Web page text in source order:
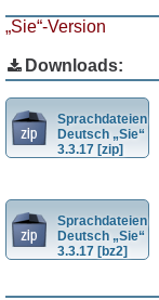
„Sie“-Version
Downloads:
Sprachdateien
Deutsch „Sie“
3.3.17 [zip]
Sprachdateien
Deutsch „Sie“
3.3.17 [bz2]